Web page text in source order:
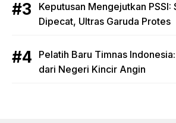
Keputusan Mengejutkan PSSI:
Dipecat, Ultras Garuda Protes
Pelatih Baru Timnas
dari Negeri Kincir Angin